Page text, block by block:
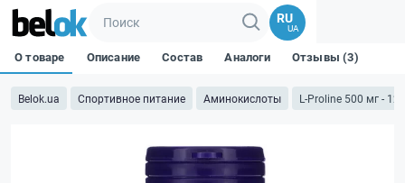
RU
UA
Belok.ua Спортивное питание Аминокислоты L-Proline 500 мг -
О товаре Описание Состав Аналоги Отзывы (3)